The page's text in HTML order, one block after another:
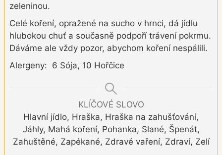
zeleninou.
Celé koření, opražené na sucho v hrnci, dá jídlu
hlubokou chuť a současně podpoří trávení pokrmu.
Dáváme ale vždy pozor, abychom koření nespálili.
Alergeny: 6 Sója, 10 Hořčice
KLÍČOVÉ SLOVO
Hlavní jídlo, Hraška, Hraška na zahušťování,
Jáhly, Mahá koření, Pohanka, Slané, Špenát,
Zahuštěné, Zapékané, Zdravé vaření, Zdraví, Zelí